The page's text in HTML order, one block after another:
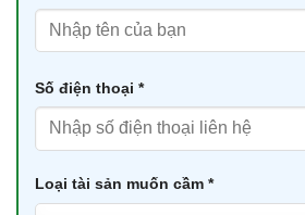
Số điện thoại *
Loại tài sản muốn cầm *